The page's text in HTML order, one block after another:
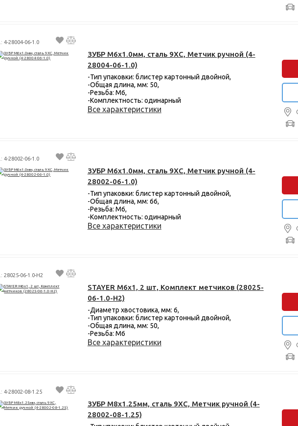
4-28004-06-1.0
ЗУБР М6x1.0мм, сталь 9ХС, Метчик ручной (4-
28004-06-1.0)
-Тип упаковки: блистер картонный двойной,
-Общая длина, мм: 50,
-Резьба: М6,
-Комплектность: одинарный
Все характеристики
4-28002-06-1.0
ЗУБР М6x1.0мм, сталь 9ХС, Метчик ручной (4-
28002-06-1.0)
-Тип упаковки: блистер картонный двойной,
-Общая длина, мм: 66,
-Резьба: М6,
-Комплектность: одинарный
Все характеристики
28025-06-1.0-H2
STAYER M6х1, 2 шт, Комплект метчиков (28025-
06-1.0-H2)
-Диаметр хвостовика, мм: 6,
-Тип упаковки: блистер картонный двойной,
-Общая длина, мм: 50,
-Резьба: M6
Все характеристики
4-28002-08-1.25
ЗУБР М8x1.25мм, сталь 9ХС, Метчик ручной (4-
28002-08-1.25)